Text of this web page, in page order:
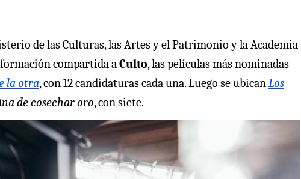
de las Culturas, las Artes y el Patrimonio y la Academia
compartida aCulto, las películas más nominadas
la otra, con 12 candidaturas cada una. Luego se ubicanLos
de cosechar oro, con siete.